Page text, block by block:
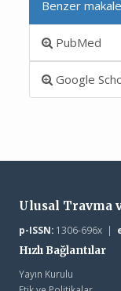
Benzer
PubMed
Google
Ulusal Travma
p-ISSN:1306-696x |
Hızlı Bağlantılar
Yayın Kurulu